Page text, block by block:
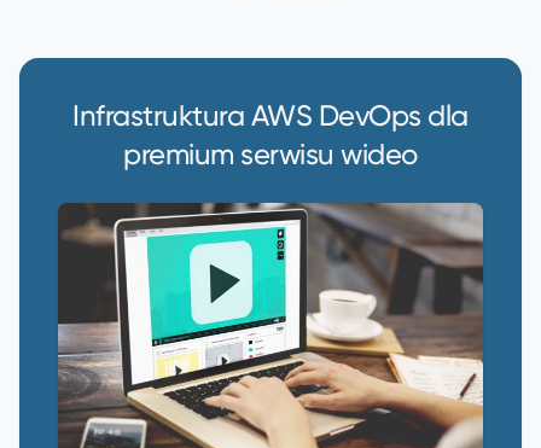
Infrastruktura AWS DevOps dla
premium serwisu wideo